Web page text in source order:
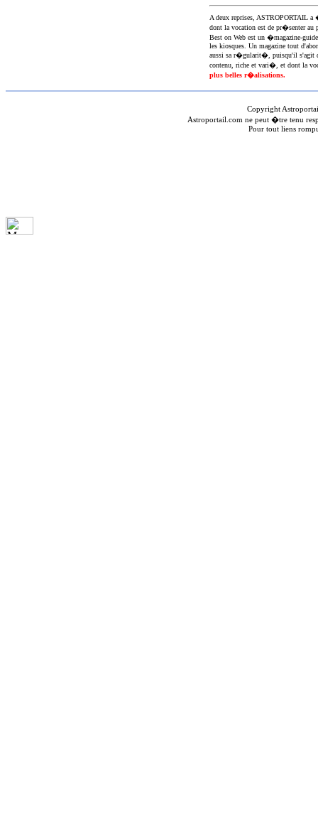
A deux reprises,
dont la vocation est de pr�senter au
Best on Web est un �magazine-
les kiosques. Un magazine tout
aussi sa r�gularit�, puisqu'il s'agit
contenu, riche et vari�, et dont la
plus belles r�alisations.
Copyright
Astroportail.com ne peut �tre tenu
Pour tout liens